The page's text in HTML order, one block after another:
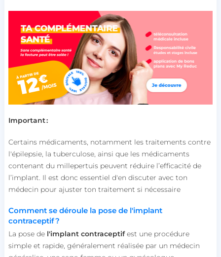
Important :
Certains médicaments, notamment les traitements contre
l'épilepsie, la tuberculose, ainsi que les médicaments
contenant du millepertuis peuvent réduire l’efficacité de
l’implant. Il est donc essentiel d'en discuter avec ton
médecin pour ajuster ton traitement si nécessaire
Comment se déroule la pose de l'implant
contraceptif ?
La pose de l'implant contraceptifest une procédure
simple et rapide, généralement réalisée par un médecin